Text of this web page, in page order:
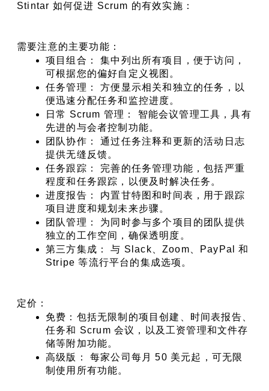
Stintar 如何促进 Scrum 的有效实施：
需要注意的主要功能：
项目组合： 集中列出所有项目，便于访问，
可根据您的偏好自定义视图。
任务管理： 方便显示相关和独立的任务，以
便迅速分配任务和监控进度。
日常 Scrum 管理： 智能会议管理工具，具有
先进的与会者控制功能。
团队协作： 通过任务注释和更新的活动日志
提供无缝反馈。
任务跟踪： 完善的任务管理功能，包括严重
程度和任务跟踪，以便及时解决任务。
进度报告： 内置甘特图和时间表，用于跟踪
项目进度和规划未来步骤。
团队管理： 为同时参与多个项目的团队提供
独立的工作空间，确保透明度。
第三方集成： 与 Slack、Zoom、PayPal 和
Stripe 等流行平台的集成选项。
定价：
免费：包括无限制的项目创建、时间表报告、
任务和 Scrum 会议，以及工资管理和文件存
储等附加功能。
高级版： 每家公司每月 50 美元起，可无限
制使用所有功能。